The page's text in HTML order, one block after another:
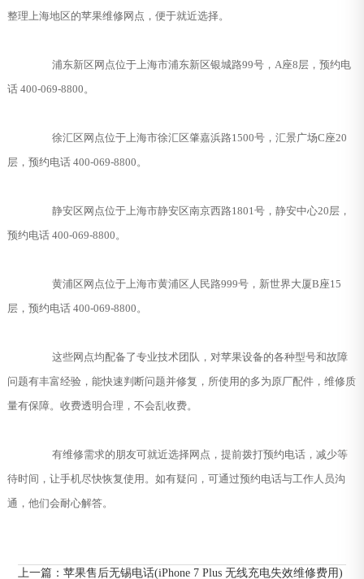
整理上海地区的苹果维修网点，便于就近选择。
浦东新区网点位于上海市浦东新区银城路99号，A座8层，预约电
话 400-069-8800。
徐汇区网点位于上海市徐汇区肇嘉浜路1500号，汇景广场C座20
层，预约电话 400-069-8800。
静安区网点位于上海市静安区南京西路1801号，静安中心20层，
预约电话 400-069-8800。
黄浦区网点位于上海市黄浦区人民路999号，新世界大厦B座15
层，预约电话 400-069-8800。
这些网点均配备了专业技术团队，对苹果设备的各种型号和故障
问题有丰富经验，能快速判断问题并修复，所使用的多为原厂配件，维修质
量有保障。收费透明合理，不会乱收费。
有维修需求的朋友可就近选择网点，提前拨打预约电话，减少等
待时间，让手机尽快恢复使用。如有疑问，可通过预约电话与工作人员沟
通，他们会耐心解答。
上一篇：苹果售后无锡电话(iPhone 7 Plus 无线充电失效维修费用)